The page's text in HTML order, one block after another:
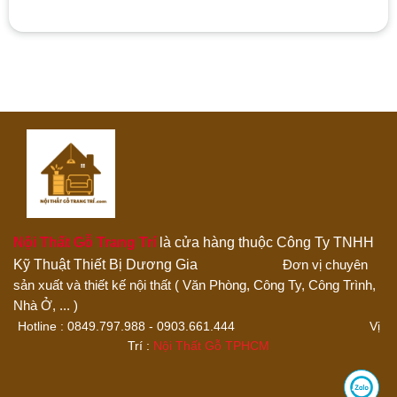
Hãy là người đánh giá đầu tiên cho sản phẩm “Tủ Trà Gỗ
Thêm ảnh đánh giá
Nội Thất Gỗ Trang Trílà cửa hàng thuộc Công Ty TNHH
Kỹ Thuật Thiết Bị Dương Gia
Đơn vị chuyên
sản xuất và thiết kế nội thất ( Văn Phòng, Công Ty, Công Trình,
Nhà Ở, ... )
Hotline : 0849.797.988 - 0903.661.444 Vị
Trí : Nội Thất Gỗ TPHCM